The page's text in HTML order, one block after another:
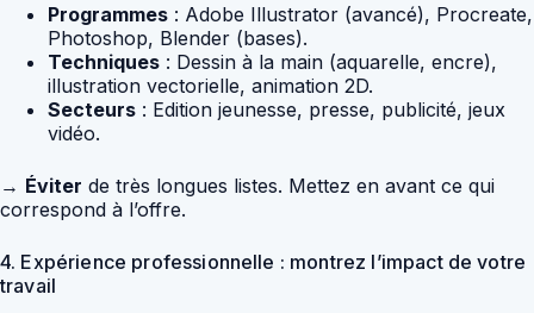
Programmes : Adobe Illustrator (avancé), Procreate,
Photoshop, Blender (bases).
Techniques : Dessin à la main (aquarelle, encre),
illustration vectorielle, animation 2D.
Secteurs : Edition jeunesse, presse, publicité, jeux
vidéo.
→ Éviter de très longues listes. Mettez en avant ce qui
correspond à l’offre.
4. Expérience professionnelle : montrez l’impact de votre
travail